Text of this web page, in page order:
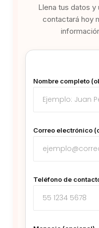
Llena tus datos y
contactará hoy
Nombre completo
Correo electrónico
Teléfono de